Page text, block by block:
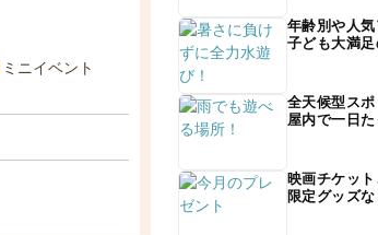
ミニイベント
年齢別や人
子ども大満
全天候型ス
屋内で一日
映画チケッ
限定グッズ